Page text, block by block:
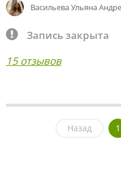
Васильева Ульяна
Запись закрыта
15 отзывов
Назад 1